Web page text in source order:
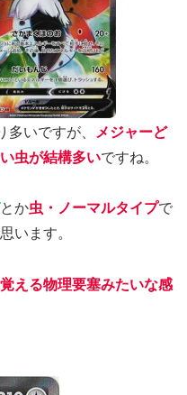
多いですが、
メジャーど
虫が結構多いですね。
とか虫・ノーマルタイプで
います。
覚える物理要塞みたいな感